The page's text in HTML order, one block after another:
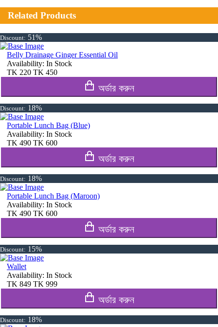
Related Products
Discount: 51%
Belly Drainage Ginger Essential Oil
Availability: In Stock
TK 220 TK 450
অর্ডার করুন
Discount: 18%
Portable Lunch Bag (Blue)
Availability: In Stock
TK 490 TK 600
অর্ডার করুন
Discount: 18%
Portable Lunch Bag (Maroon)
Availability: In Stock
TK 490 TK 600
অর্ডার করুন
Discount: 15%
Wallet
Availability: In Stock
TK 849 TK 999
অর্ডার করুন
Discount: 18%